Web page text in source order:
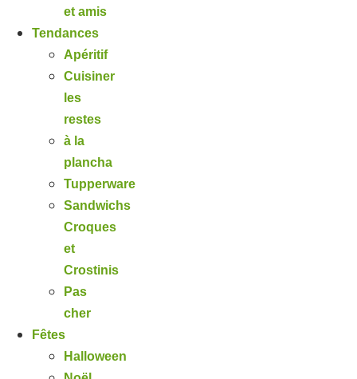
et amis
Tendances
Apéritif
Cuisiner
les
restes
à la
plancha
Tupperware
Sandwichs
Croques
et
Crostinis
Pas
cher
Fêtes
Halloween